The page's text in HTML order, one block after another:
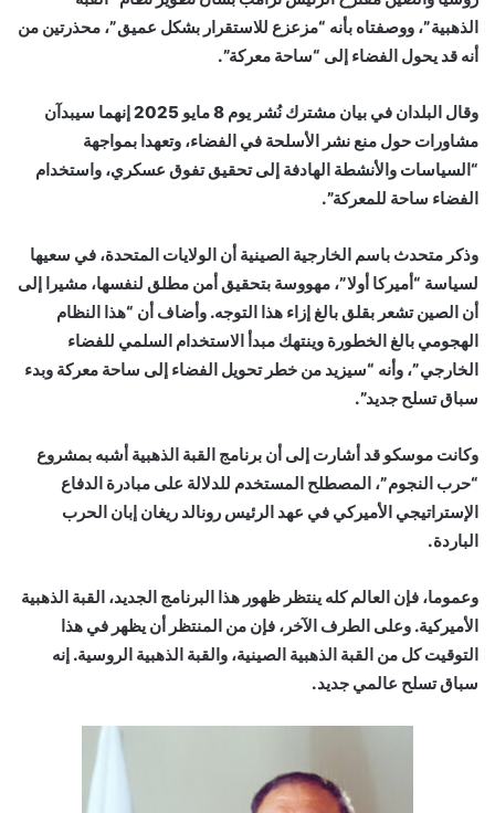
الذهبية”، ووصفتاه بأنه “مزعزع للاستقرار بشكل عميق”، محذرتين من
أنه قد يحول الفضاء إلى “ساحة معركة”.
وقال البلدان في بيان مشترك نُشر يوم 8 مايو 2025 إنهما سيبدآن
مشاورات حول منع نشر الأسلحة في الفضاء، وتعهدا بمواجهة
“السياسات والأنشطة الهادفة إلى تحقيق تفوق عسكري، واستخدام
الفضاء ساحة للمعركة”.
وذكر متحدث باسم الخارجية الصينية أن الولايات المتحدة، في سعيها
لسياسة “أميركا أولا”، مهووسة بتحقيق أمن مطلق لنفسها، مشيرا إلى
أن الصين تشعر بقلق بالغ إزاء هذا التوجه. وأضاف أن “هذا النظام
الهجومي بالغ الخطورة وينتهك مبدأ الاستخدام السلمي للفضاء
الخارجي”، وأنه “سيزيد من خطر تحويل الفضاء إلى ساحة معركة وبدء
سباق تسلح جديد”.
وكانت موسكو قد أشارت إلى أن برنامج القبة الذهبية أشبه بمشروع
“حرب النجوم”، المصطلح المستخدم للدلالة على مبادرة الدفاع
الإستراتيجي الأميركي في عهد الرئيس رونالد ريغان إبان الحرب
الباردة.
وعموما، فإن العالم كله ينتظر ظهور هذا البرنامج الجديد، القبة الذهبية
الأميركية. وعلى الطرف الآخر، فإن من المنتظر أن يظهر في هذا
التوقيت كل من القبة الذهبية الصينية، والقبة الذهبية الروسية. إنه
سباق تسلح عالمي جديد.